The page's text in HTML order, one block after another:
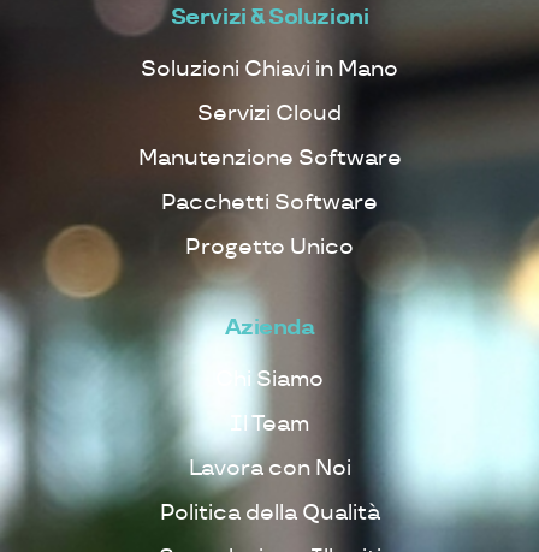
Servizi & Soluzioni
Soluzioni Chiavi in Mano
Servizi Cloud
Manutenzione Software
Pacchetti Software
Progetto Unico
Azienda
Chi Siamo
Il Team
Lavora con Noi
Politica della Qualità